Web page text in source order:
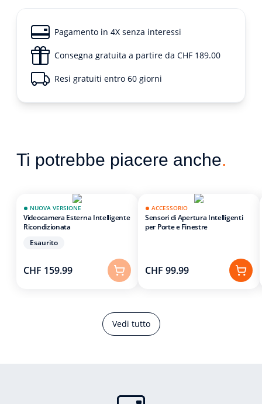
Pagamento in 4X senza interessi
Consegna gratuita a partire da CHF 189.00
Resi gratuiti entro 60 giorni
Ti potrebbe piacere anche.
Vedi tutto
NUOVA VERSIONE
Videocamera Esterna Intelligente
Ricondizionata
Esaurito
CHF 159.99
ACCESSORIO
Sensori di Apertura Intelligenti
per Porte e Finestre
CHF 99.99